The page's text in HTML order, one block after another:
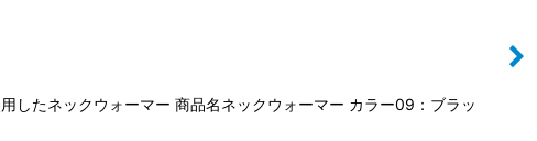
たネックウォーマー 商品名ネックウォーマー カラー09：ブラッ